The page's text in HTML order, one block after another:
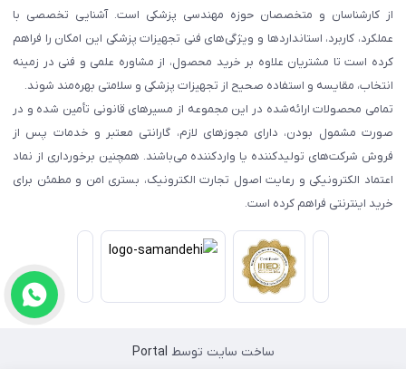
از کارشناسان و متخصصان حوزه مهندسی پزشکی است. آشنایی تخصصی با
عملکرد، کاربرد، استانداردها و ویژگی‌های فنی تجهیزات پزشکی این امکان را فراهم
کرده است تا مشتریان علاوه بر خرید محصول، از مشاوره علمی و فنی در زمینه
انتخاب، مقایسه و استفاده صحیح از تجهیزات پزشکی و سلامتی بهره‌مند شوند.
تمامی محصولات ارائه‌شده در این مجموعه از مسیرهای قانونی تأمین شده و در
صورت مشمول بودن، دارای مجوزهای لازم، گارانتی معتبر و خدمات پس از
فروش شرکت‌های تولیدکننده یا واردکننده می‌باشند. همچنین برخورداری از نماد
اعتماد الکترونیکی و رعایت اصول تجارت الکترونیک، بستری امن و مطمئن برای
خرید اینترنتی فراهم کرده است.
ساخت سایت توسط Portal